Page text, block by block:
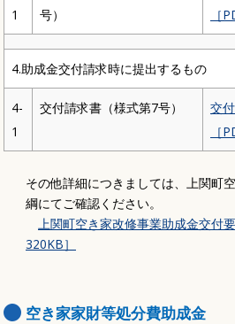
1
号）
［
4.助成金交付請求時に提出するもの
4-
1
交付請求書（様式第7号）
交
［
その他詳細につきましては、上関町
綱にてご確認ください。
上関町空き家改修事業助成金交付
320KB］
空き家家財等処分費助成金